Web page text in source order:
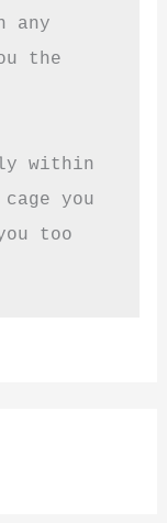
any
the
within
you
too